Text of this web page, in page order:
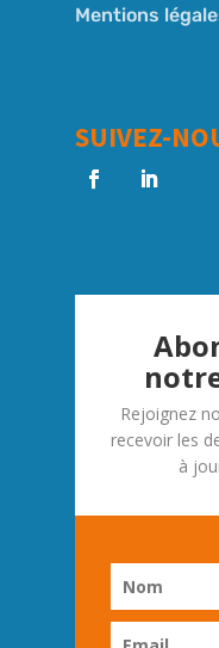
Mentions
SUIVEZ-
Rejoignez
recevoir les
à